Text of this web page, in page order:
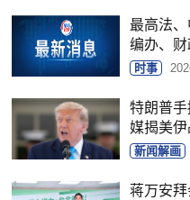
最高法
编办、
时事
特朗普
媒揭美伊
新闻解画
蒋万安